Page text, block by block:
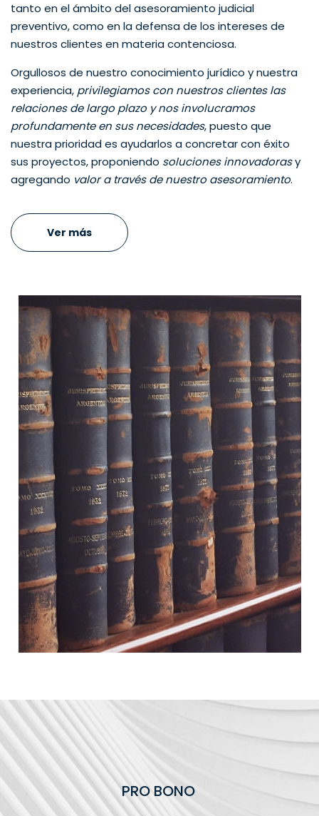
tanto en el ámbito del asesoramiento judicial
preventivo, como en la defensa de los intereses de
nuestros clientes en materia contenciosa.
Orgullosos de nuestro conocimiento jurídico y nuestra
experiencia, privilegiamos con nuestros clientes las
relaciones de largo plazo y nos involucramos
profundamente en sus necesidades, puesto que
nuestra prioridad es ayudarlos a concretar con éxito
sus proyectos, proponiendo soluciones innovadorasy
agregando valor a través de nuestro asesoramiento.
Ver más
PRO BONO